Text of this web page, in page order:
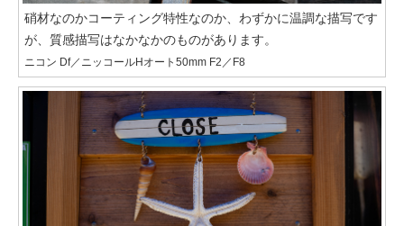
硝材なのかコーティング特性なのか、わずかに温調な描写です
が、質感描写はなかなかのものがあります。
ニコン Df／ニッコールHオート50mm F2／F8